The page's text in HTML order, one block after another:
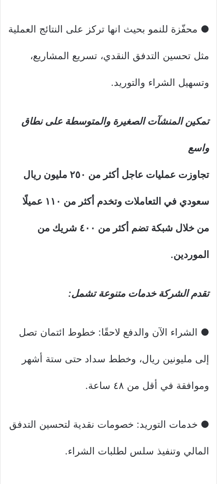
● محفّزة للنمو بحيث انها تركز على النتائج العملية
مثل تحسين التدفق النقدي، تسريع المشاريع،
وتسهيل الشراء والتوريد.
تمكين المنشآت الصغيرة والمتوسطة على نطاق
واسع
تجاوزت عمليات عاجل أكثر من ٢٥٠ مليون ريال
سعودي في التعاملات وتخدم أكثر من ١١٠ عميلًا
من خلال شبكة تضم أكثر من ٤٠٠ شريك من
الموردين.
تقدم الشركة خدمات متنوعة تشمل:
● الشراء الآن والدفع لاحقًا: خطوط ائتمان تصل
إلى مليونين ريال، وخطط سداد حتى ستة أشهر
وموافقة في أقل من ٤٨ ساعة.
● خدمات التوريد: خصومات نقدية لتحسين التدفق
المالي وتنفيذ سلس لطلبات الشراء.